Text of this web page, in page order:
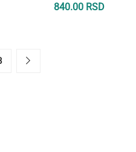
840.00 RSD